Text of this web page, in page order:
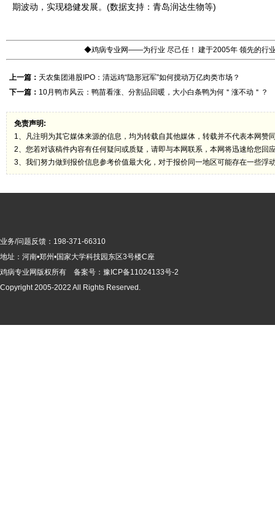
期波动，实现稳健发展。(数据支持：青岛润达生物等)
◆鸡病专业网——为行业 尽己任！ 建于2005年 领先的行
上一篇： 天农集团港股IPO：清远鸡“隐形冠军”如何搅动万亿肉类市场？
下一篇： 10月鸭市风云：鸭苗看涨、分割品回暖，大小白条鸭为何＂涨不动＂？
免责声明:
1、凡注明为其它媒体来源的信息，均为转载自其他媒体，转载并不代表本网赞
2、您若对该稿件内容有任何疑问或质疑，请即与本网联系，本网将迅速给您回
3、我们努力做到报价信息参考价值最大化，对于报价同一地区可能存在一些浮
业务/问题反馈：198-371-66310
地址：河南•郑州•国家大学科技园东区3号楼C座
鸡病专业网版权所有 备案号： 豫ICP备11024133号-2
Copyright 2005-2022 All Rights Reserved.